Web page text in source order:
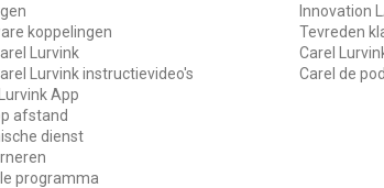
koppelingen
Lurvink
Lurvink instructievideo's
App
afstand
dienst
programma
Innovation
Tevreden
Carel
Carel de